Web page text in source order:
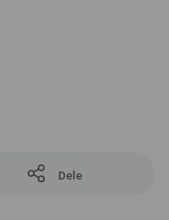
Dele